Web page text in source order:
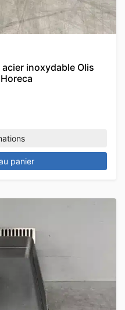
inoxydable Olis
panier